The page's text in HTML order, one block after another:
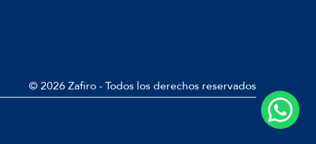
© 2026 Zafiro - Todos los derechos reservados